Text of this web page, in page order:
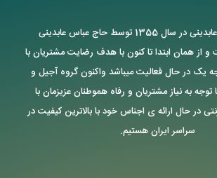
آجیل و خشکبار عابدینی در سال 1355 توسط حاج عباس عابدینی
از همان ابتدا تا کنون با هدف رضایت مشتریان با
یک در حال فعالیت میباشد واکنون گروه آجیل و
توجه به نیاز مشتریان و رفاه هموطنان عزیزمان با
در حال ارائه ی اجناس خود با بالاترین کیفیت در
سراسر ایران هستیم.